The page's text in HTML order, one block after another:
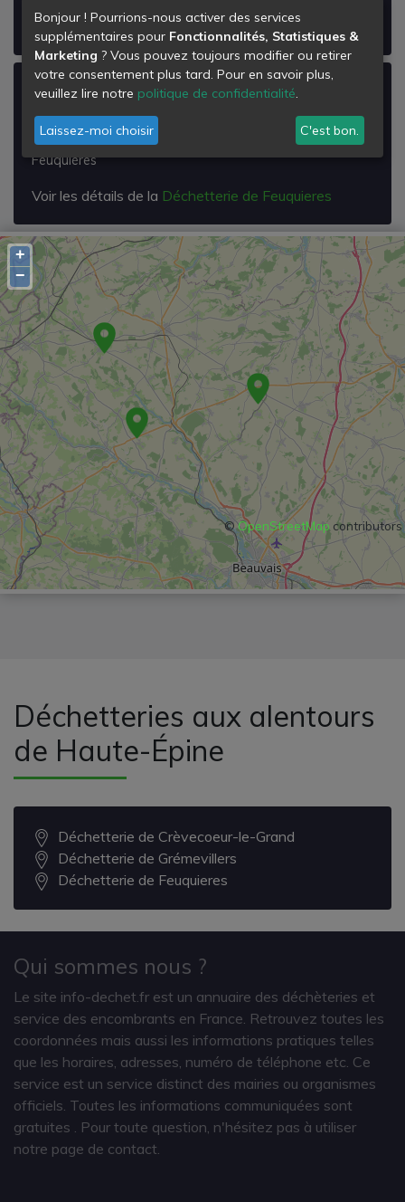
Voir les détails de laDéchetterie de Grémevillers
Déchetterie de Feuquieres
Zi du Moulin Renard
60960
Feuquières
Voir les détails de la Déchetterie de Feuquieres
+
−
©OpenStreetMap contributors
Déchetteries aux alentours
de Haute-Épine
Déchetterie de Crèvecoeur-le-Grand
Déchetterie de Grémevillers
Déchetterie de Feuquieres
Qui sommes nous ?
Le site info-dechet.fr est un annuaire des déchèteries et
service des encombrants en France. Retrouvez toutes les
coordonnées mais aussi les informations pratiques telles
que les horaires, adresses, numéro de téléphone etc. Ce
service est un service distinct des mairies ou organismes
officiels. Toutes les informations communiquées sont
gratuites
. Pour toute question, n'hésitez pas à utiliser
notre page de contact.
Bonjour ! Pourrions-nous activer des services
supplémentaires pour Fonctionnalités, Statistiques &
Marketing ? Vous pouvez toujours modifier ou retirer
votre consentement plus tard. Pour en savoir plus,
veuillez lire notre politique de confidentialité.
Laissez-moi choisir C'est bon.